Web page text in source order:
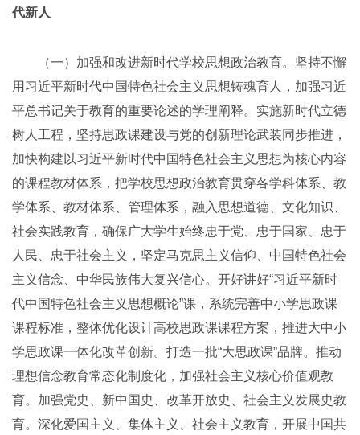
代新人
（一）加强和改进新时代学校思想政治教育。坚持不懈
用习近平新时代中国特色社会主义思想铸魂育人，加强习近
平总书记关于教育的重要论述的学理阐释。实施新时代立德
树人工程，坚持思政课建设与党的创新理论武装同步推进，
加快构建以习近平新时代中国特色社会主义思想为核心内容
的课程教材体系，把学校思想政治教育贯穿各学科体系、教
学体系、教材体系、管理体系，融入思想道德、文化知识、
社会实践教育，确保广大学生始终忠于党、忠于国家、忠于
人民、忠于社会主义，坚定马克思主义信仰、中国特色社会
主义信念、中华民族伟大复兴信心。开好讲好“习近平新时
代中国特色社会主义思想概论”课，系统完善中小学思政课
课程标准，整体优化设计高校思政课课程方案，推进大中小
学思政课一体化改革创新。打造一批“大思政课”品牌。推动
理想信念教育常态化制度化，加强社会主义核心价值观教
育。加强党史、新中国史、改革开放史、社会主义发展史教
育。深化爱国主义、集体主义、社会主义教育，开展中国共